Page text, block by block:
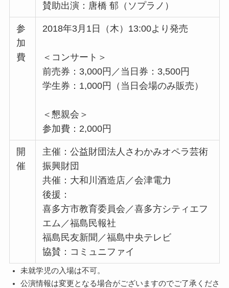
賛助出演：唐橋 郁（ソプラノ）
参
加
費
2018年3月1日（木）13:00より発売
＜コンサート＞
前売券：3,000円／当日券：3,500円
学生券：1,000円（当日会場のみ販売）
＜懇親会＞
参加費：2,000円
開
催
主催：公益財団法人さわかみオペラ芸術
振興財団
共催：大和川酒造店／会津電力
後援：
喜多方市教育委員会／喜多方シティエフ
エム／福島民報社
福島民友新聞／福島中央テレビ
協賛：コミュニファイ
未就学児の入場は不可。
公演情報は変更となる場合がございますのでご了承くださ